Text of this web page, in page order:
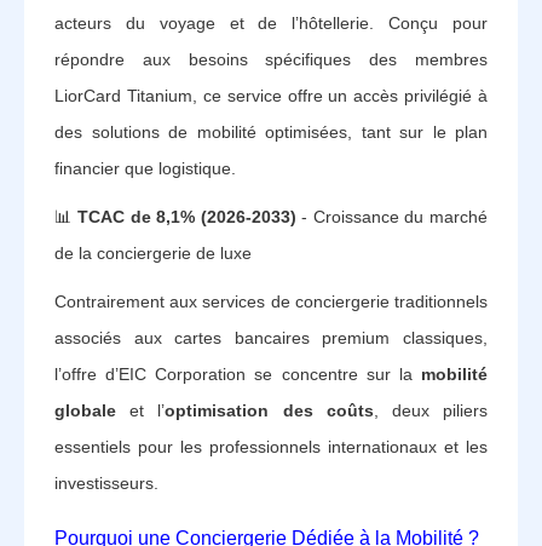
acteurs du voyage et de l’hôtellerie. Conçu pour
répondre aux besoins spécifiques des membres
LiorCard Titanium, ce service offre un accès privilégié à
des solutions de mobilité optimisées, tant sur le plan
financier que logistique.
📊TCAC de 8,1% (2026-2033) - Croissance du marché
de la conciergerie de luxe
Contrairement aux services de conciergerie traditionnels
associés aux cartes bancaires premium classiques,
l’offre d’EIC Corporation se concentre sur la mobilité
globale et l’optimisation des coûts , deux piliers
essentiels pour les professionnels internationaux et les
investisseurs.
Pourquoi une Conciergerie Dédiée à la Mobilité ?